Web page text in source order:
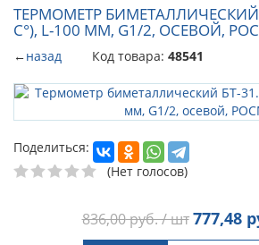
ТЕРМОМЕТР БИМЕТАЛЛИЧЕСКИЙ
С°), L-100 ММ, G1/2, ОСЕВОЙ,
←назад Код товара: 48541
Поделиться:
(Нет голосов)
836,00руб. / шт 777,48